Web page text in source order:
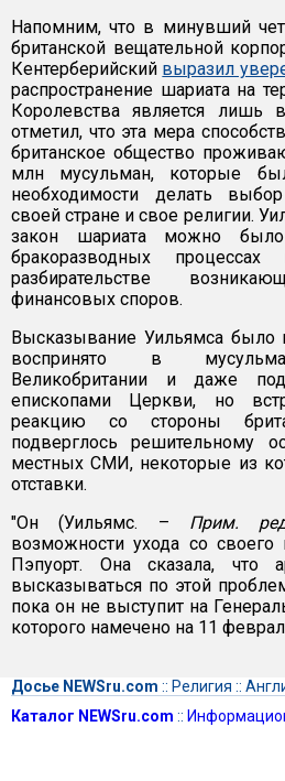
Напомним, что в минувший
британской вещательной
Кентерберийский выразил
распространение шариата на
Королевства является лишь
отметил, что эта мера
британское общество
млн мусульман, которые
необходимости делать
своей стране и свое религии.
закон шариата можно
бракоразводных
разбирательстве
финансовых споров.
Высказывание Уильямса было
воспринято в
Великобритании и даже
епископами Церкви, но
реакцию со стороны
подверглось решительному
местных СМИ, некоторые из
отставки.
"Он (Уильямс. – Прим.
возможности ухода со
Пэпуорт. Она сказала, что
высказываться по этой
пока он не выступит на
которого намечено на 11
Досье NEWSru.com :: Религия ::
Каталог NEWSru.com ::